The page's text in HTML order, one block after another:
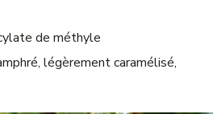
de méthyle
légèrement caramélisé,